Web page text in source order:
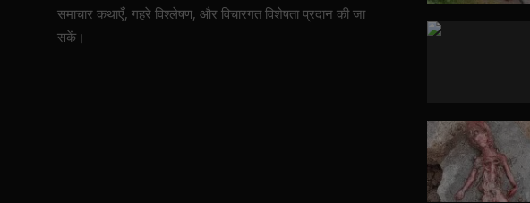
समाचार कथाएँ, गहरे विश्लेषण, और विचारगत विशेषता प्रदान की जा
सकें।